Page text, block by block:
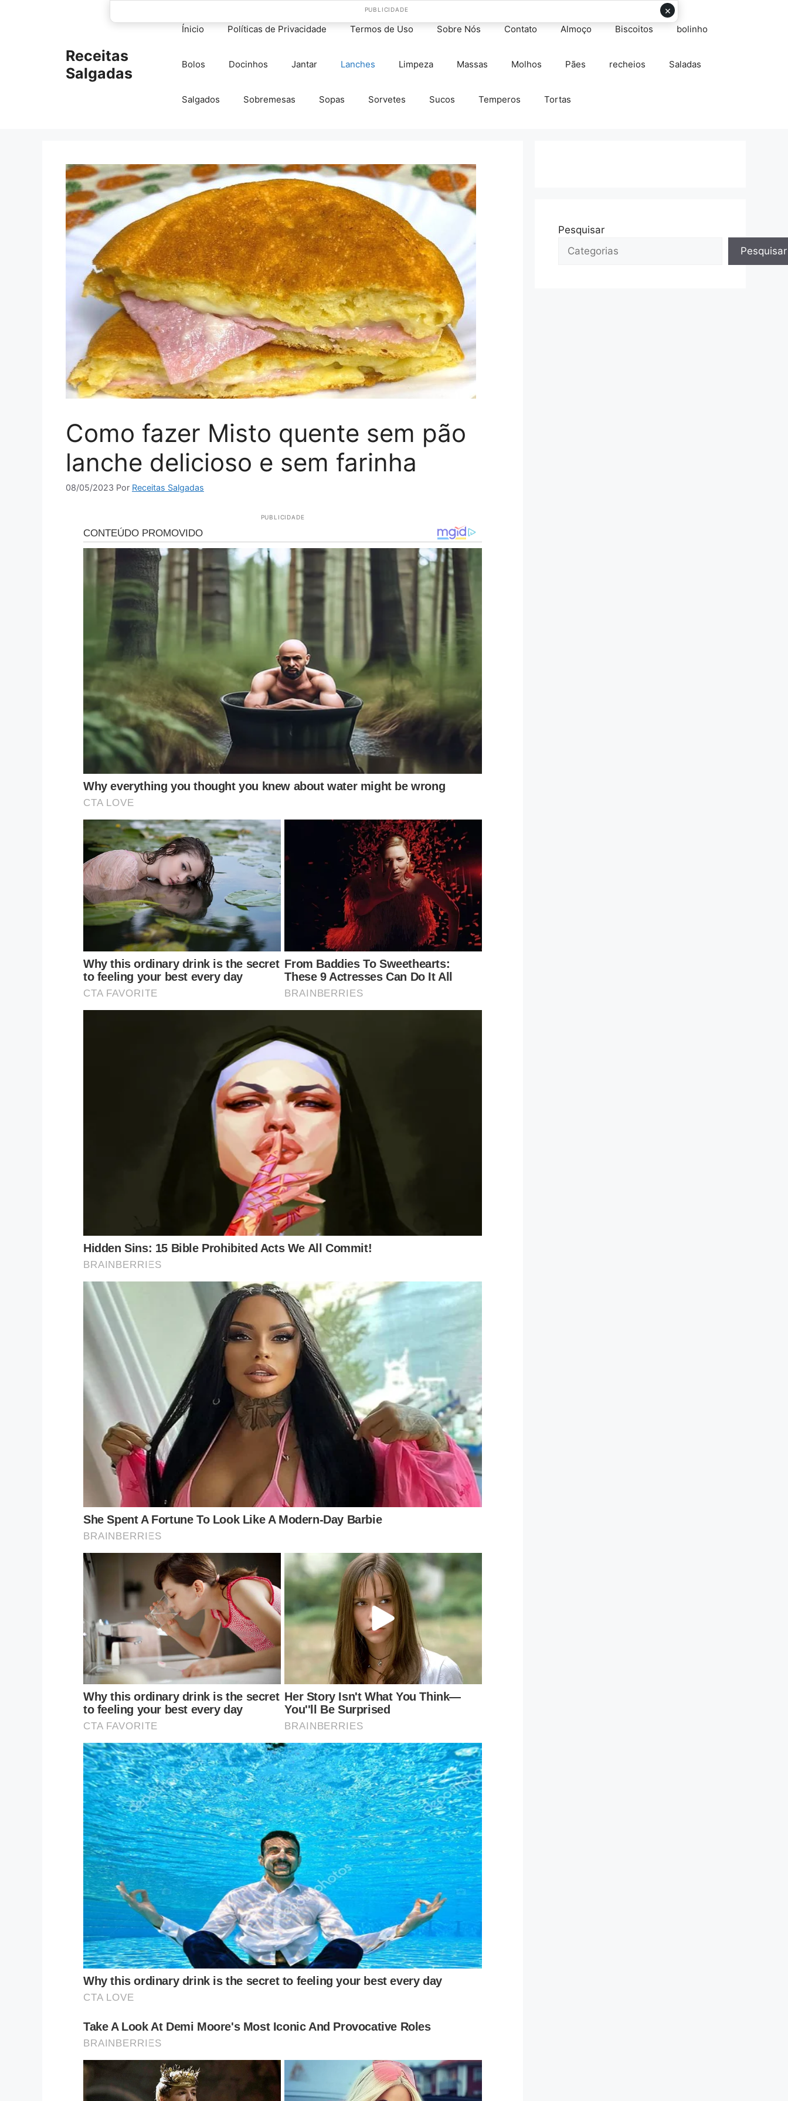
Receitas
Salgadas
Ínicio Políticas de Privacidade Termos de Uso Sobre Nós Contato Almoço Biscoitos bolinho
Bolos Docinhos Jantar Lanches Limpeza Massas Molhos Pães recheios Saladas
Salgados Sobremesas Sopas Sorvetes Sucos Temperos Tortas
Como fazer Misto quente sem pão
lanche delicioso e sem farinha
08/05/2023 Por Receitas Salgadas
PUBLICIDADE
Pesquisar
Pesquisar
×
PUBLICIDADE